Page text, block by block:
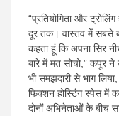
“प्रतियोगिता और
दूर तक। वास्तव में सबसे
कहता हूं कि अपना सिर
बारे में मत सोचो,” कपूर
भी समझदारी से भाग
फिक्शन होस्टिंग स्पेस में
दोनों अभिनेताओं के बीच